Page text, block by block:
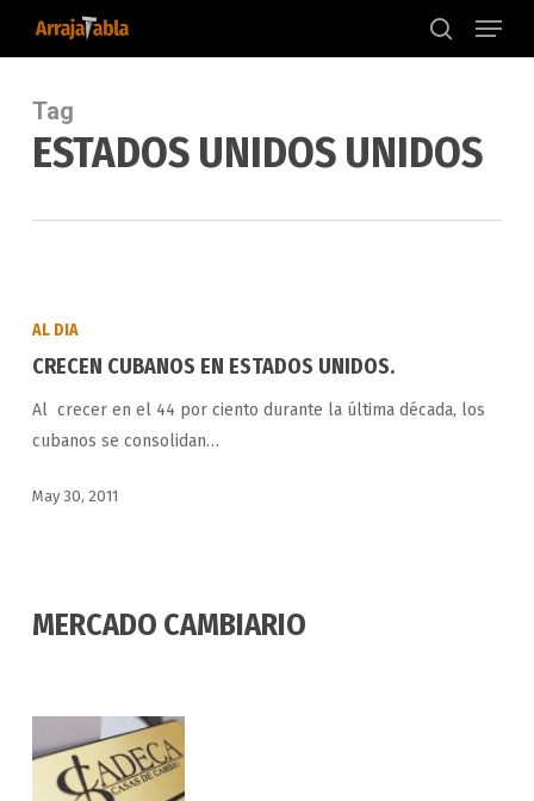
content
search
Menu
Tag
ESTADOS UNIDOS UNIDOS
ESTADOS
UNIDOS.
AL DIA
CRECEN CUBANOS EN ESTADOS UNIDOS.
Al crecer en el 44 por ciento durante la última década, los
cubanos se consolidan…
May 30, 2011
MERCADO CAMBIARIO